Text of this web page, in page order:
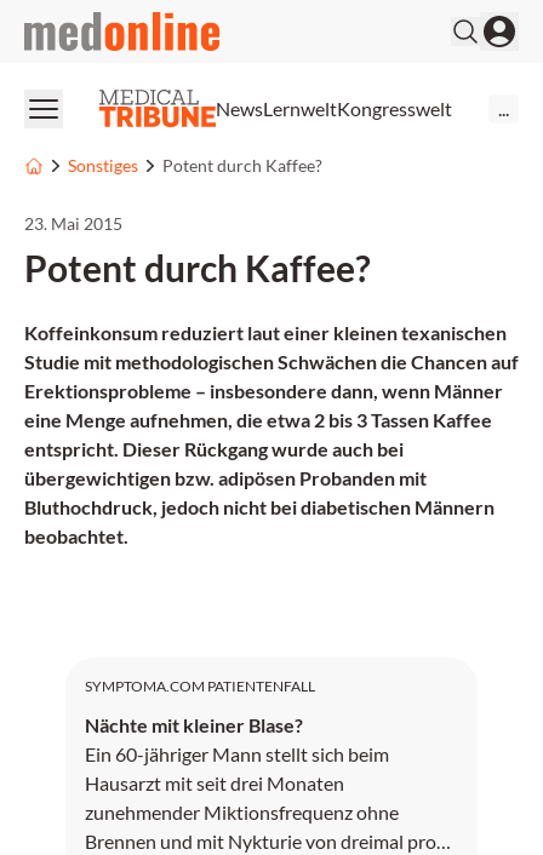
medonline
NewsLernweltKongresswelt
Sonstiges Potent durch Kaffee?
23. Mai 2015
Potent durch Kaffee?
Koffeinkonsum reduziert laut einer kleinen texanischen
Studie mit methodologischen Schwächen die Chancen auf
Erektionsprobleme – insbesondere dann, wenn Männer
eine Menge aufnehmen, die etwa 2 bis 3 Tassen Kaffee
entspricht. Dieser Rückgang wurde auch bei
übergewichtigen bzw. adipösen Probanden mit
Bluthochdruck, jedoch nicht bei diabetischen Männern
beobachtet.
SYMPTOMA.COM PATIENTENFALL
Nächte mit kleiner Blase?
Ein 60-jähriger Mann stellt sich beim
Hausarzt mit seit drei Monaten
zunehmender Miktionsfrequenz ohne
Brennen und mit Nykturie von dreimal pro